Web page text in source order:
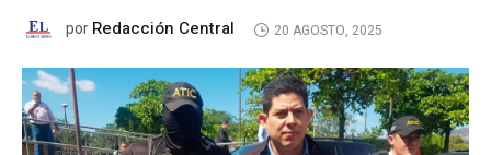
porRedacción Central 20 AGOSTO, 2025